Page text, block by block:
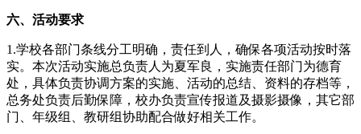
六、活动要求
1.学校各部门条线分工明确，责任到人，确保各项活动按时落
实。本次活动实施总负责人为夏军良，实施责任部门为德育
处，具体负责协调方案的实施、活动的总结、资料的存档等，
总务处负责后勤保障，校办负责宣传报道及摄影摄像，其它部
门、年级组、教研组协助配合做好相关工作。